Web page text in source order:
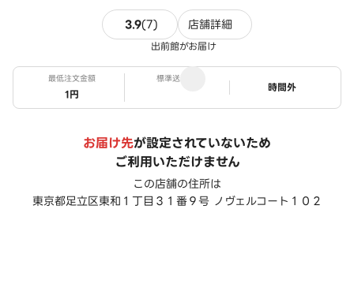
3.9(7) 7件のレビュー
店舗詳細
出前館がお届け
最低注文金額
1円
標準送料
ステータス
時間外
お届け先が設定されていないため
ご利用いただけません
この店舗の住所は
東京都足立区東和１丁目３１番９号 ノヴェルコート１０２